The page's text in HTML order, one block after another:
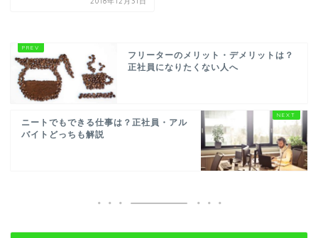
フリーターのメリット・デメリットは？
正社員になりたくない人へ
ニートでもできる仕事は？正社員・アル
バイトどっちも解説